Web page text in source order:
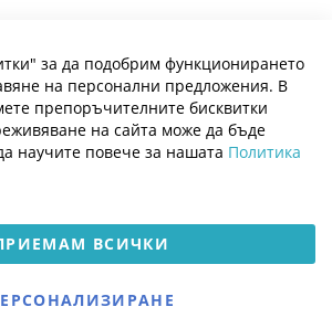
магазин
и поддържан
за да подобрим функционирането
на персонални предложения. В
препоръчителните бисквитки
на сайта може да бъде
научите повече за нашата Политика
ВСИЧКИ